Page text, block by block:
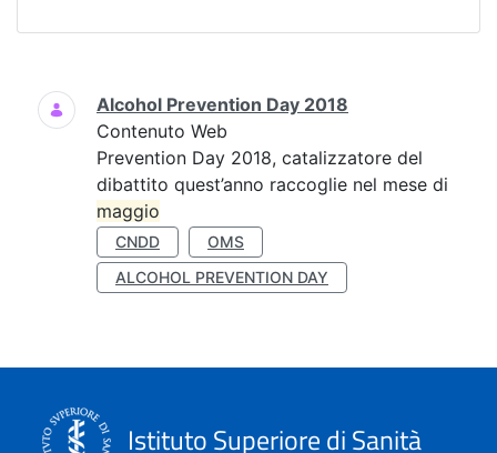
Ricerca
Alcohol Prevention Day 2018
Contenuto Web
Prevention Day 2018, catalizzatore del
dibattito quest’anno raccoglie nel mese di
maggio
CNDD
OMS
ALCOHOL PREVENTION DAY
Istituto Superiore di Sanità